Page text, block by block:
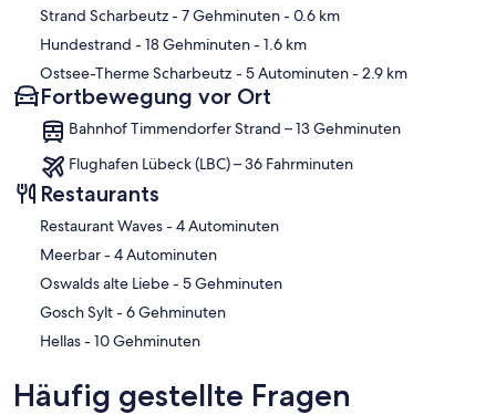
Strand Scharbeutz- 7 Gehminuten- 0.6 km
Hundestrand - 18 Gehminuten- 1.6 km
Ostsee-Therme Scharbeutz - 5 Autominuten- 2.9 km
Fortbewegung vor Ort
Bahnhof Timmendorfer Strand – 13 Gehminuten
Flughafen Lübeck (LBC) – 36 Fahrminuten
Restaurants
‪Restaurant Waves - ‬4 Autominuten
‪Meerbar - ‬4 Autominuten
‪Oswalds alte Liebe - ‬5 Gehminuten
‪Gosch Sylt - ‬6 Gehminuten
‪Hellas - ‬10 Gehminuten
Häufig gestellte Fragen